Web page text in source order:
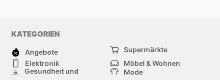
KATEGORIEN
Angebote
Supermärkte
Elektronik
Möbel & Wohnen
Gesundheit und
Mode